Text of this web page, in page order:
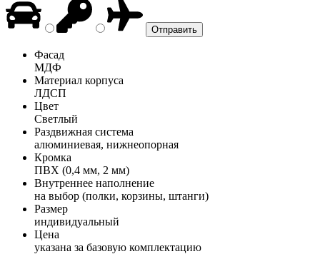
Фасад
МДФ
Материал корпуса
ЛДСП
Цвет
Светлый
Раздвижная система
алюминиевая, нижнеопорная
Кромка
ПВХ (0,4 мм, 2 мм)
Внутреннее наполнение
на выбор (полки, корзины, штанги)
Размер
индивидуальный
Цена
указана за базовую комплектацию